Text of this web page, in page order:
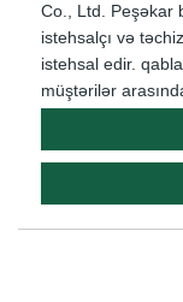
Co., Ltd. Peşəkar
istehsalçı və
istehsal edir.
müştərilər